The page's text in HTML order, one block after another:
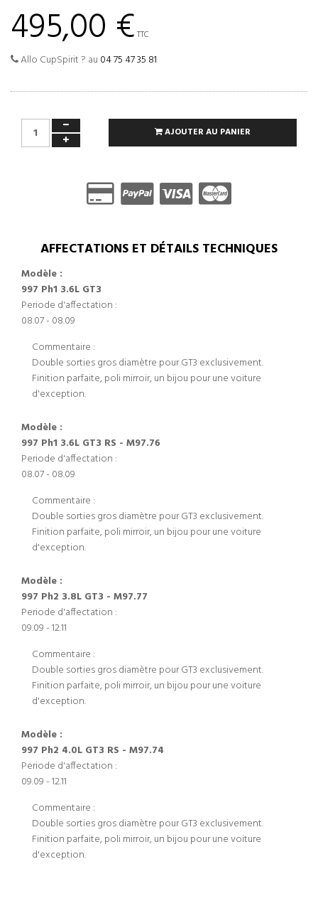
495,00 € TTC
Allo CupSpirit ? au 04 75 47 35 81
AJOUTER AU PANIER
AFFECTATIONS ET DÉTAILS TECHNIQUES
Modèle :
997 Ph1 3.6L GT3
Periode d'affectation :
08.07 - 08.09
Commentaire :
Double sorties gros diamètre pour GT3 exclusivement.
Finition parfaite, poli mirroir, un bijou pour une voiture
d'exception.
Modèle :
997 Ph1 3.6L GT3 RS - M97.76
Periode d'affectation :
08.07 - 08.09
Commentaire :
Double sorties gros diamètre pour GT3 exclusivement.
Finition parfaite, poli mirroir, un bijou pour une voiture
d'exception.
Modèle :
997 Ph2 3.8L GT3 - M97.77
Periode d'affectation :
09.09 - 12.11
Commentaire :
Double sorties gros diamètre pour GT3 exclusivement.
Finition parfaite, poli mirroir, un bijou pour une voiture
d'exception.
Modèle :
997 Ph2 4.0L GT3 RS - M97.74
Periode d'affectation :
09.09 - 12.11
Commentaire :
Double sorties gros diamètre pour GT3 exclusivement.
Finition parfaite, poli mirroir, un bijou pour une voiture
d'exception.